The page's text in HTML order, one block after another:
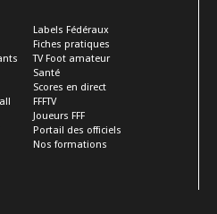
Labels Fédéraux
Fiches pratiques
TV Foot amateur
Santé
Scores en direct
FFFTV
Joueurs FFF
Portail des officiels
Nos formations